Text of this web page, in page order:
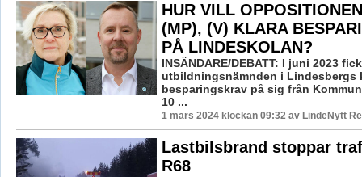
HUR VILL
(MP), (V) KLARA
PÅ LINDESKOLAN?
INSÄNDARE/DEBATT: I juni 2023
utbildningsnämnden i Lindesbergs
besparingskrav på sig från
10 ...
1 mars 2024 klockan 09:32 av LindeNytt
Lastbilsbrand stoppar
R68